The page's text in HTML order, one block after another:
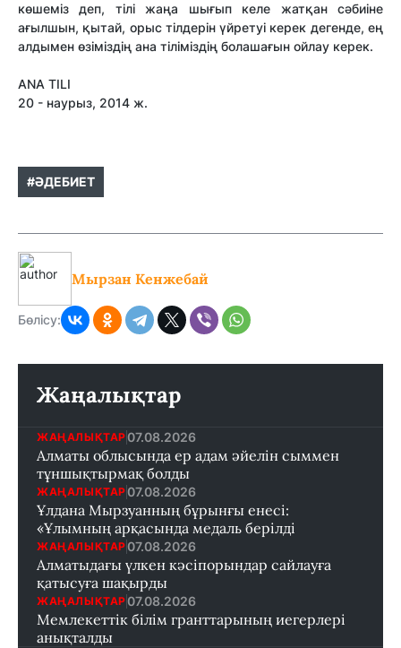
көшеміз деп, тілі жаңа шығып келе жатқан сәбиіне
ағылшын, қытай, орыс тілдерін үйретуі керек дегенде, ең
алдымен өзіміздің ана тіліміздің болашағын ойлау керек.
ANA TILI
20 - наурыз, 2014 ж.
#ӘДЕБИЕТ
Мырзан Кенжебай
Бөлісу:
Жаңалықтар
ЖАҢАЛЫҚТАР 07.08.2026
Алматы облысында ер адам әйелін сыммен
тұншықтырмақ болды
ЖАҢАЛЫҚТАР 07.08.2026
Ұлдана Мырзуанның бұрынғы енесі:
«Ұлымның арқасында медаль берілді
ЖАҢАЛЫҚТАР 07.08.2026
Алматыдағы үлкен кәсіпорындар сайлауға
қатысуға шақырды
ЖАҢАЛЫҚТАР 07.08.2026
Мемлекеттік білім гранттарының иегерлері
анықталды